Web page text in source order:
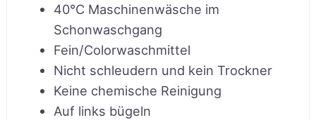
40°C Maschinenwäsche im
Schonwaschgang
Fein/Colorwaschmittel
Nicht schleudern und kein Trockner
Keine chemische Reinigung
Auf links bügeln